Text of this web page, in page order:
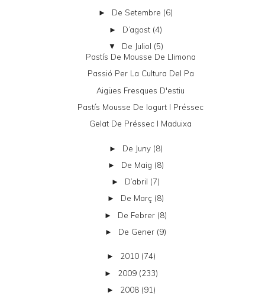
► De Setembre (6)
► D’agost (4)
▼ De Juliol (5)
Pastís De Mousse De Llimona
Passió Per La Cultura Del Pa
Aigües Fresques D'estiu
Pastís Mousse De Iogurt I Préssec
Gelat De Préssec I Maduixa
► De Juny (8)
► De Maig (8)
► D’abril (7)
► De Març (8)
► De Febrer (8)
► De Gener (9)
► 2010 (74)
► 2009 (233)
► 2008 (91)